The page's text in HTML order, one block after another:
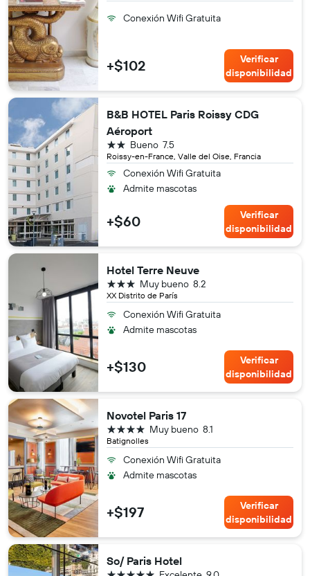
Conexión Wifi Gratuita
+$102
Verificar
disponibilidad
B&B HOTEL Paris Roissy CDG
Aéroport
Roissy-en-France, Valle del Oise, Francia
7.5
Bueno
2 estrellas
Conexión Wifi Gratuita
Admite mascotas
+$60
Verificar
disponibilidad
Hotel Terre Neuve
XX Distrito de París
8.2
Muy bueno
3 estrellas
Conexión Wifi Gratuita
Admite mascotas
+$130
Verificar
disponibilidad
Novotel Paris 17
Batignolles
8.1
Muy bueno
4 estrellas
Conexión Wifi Gratuita
Admite mascotas
+$197
Verificar
disponibilidad
So/ Paris Hotel